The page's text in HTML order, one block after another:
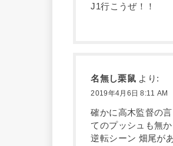
J1行こうぜ！！
名無し栗鼠 より:
2019年4月6日 8:11 AM
確かに高木監督の
てのプッシュも無か
逆転シーン 畑尾が